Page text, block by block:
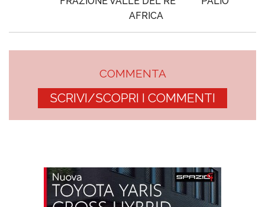
AFRICA
COMMENTA
SCRIVI/SCOPRI I COMMENTI